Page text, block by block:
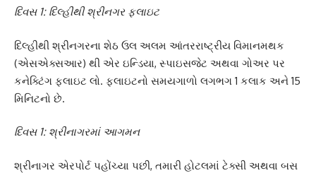
દિવસ 1: દિલ્હીથી શ્રીનગર ફ્લાઇટ
દિલ્હીથી શ્રીનગરના શેઠ ઉલ અલમ આંતરરાષ્ટ્રીય વિમાનમથક
(એસએક્સઆર) થી એર ઇન્ડિયા, સ્પાઇસજેટ અથવા ગોઅર પર
કનેક્ટિંગ ફ્લાઇટ લો. ફ્લાઇટનો સમયગાળો લગભગ 1 કલાક અને 15
મિનિટનો છે.
દિવસ 1: શ્રીનાગરમાં આગમન
શ્રીનાગર એરપોર્ટ પહોંચ્યા પછી, તમારી હોટલમાં ટેક્સી અથવા બસ